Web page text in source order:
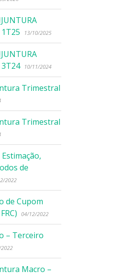
1T25
13/10/2025
3T24
10/11/2024
Trimestral
Trimestral
de
2022
de Cupom
04/12/2022
– Terceiro
Macro –